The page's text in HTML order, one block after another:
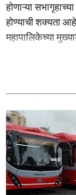
होणाऱ्या
होण्याची शक्यता
महापालिकेच्या